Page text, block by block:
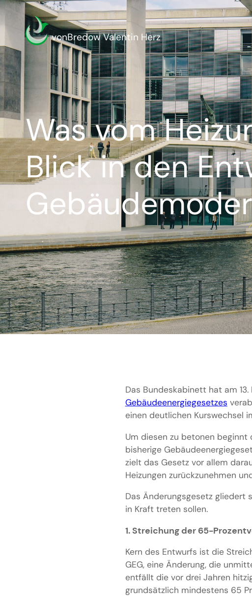
vonBredow Valentin Herz
Was vom
Blick in den
Das Bundeskabinett hat am
Gebäudeenergiegesetzes
einen deutlichen Kurswechsel
Um diesen zu betonen beginnt
bisherige
zielt das Gesetz vor allem
Heizungen zurückzunehmen
Das Änderungsgesetz gliedert
in Kraft treten sollen.
1. Streichung der 65-
Kern des Entwurfs ist die
GEG, eine Änderung, die
entfällt die vor drei Jahren
grundsätzlich mindestens 65